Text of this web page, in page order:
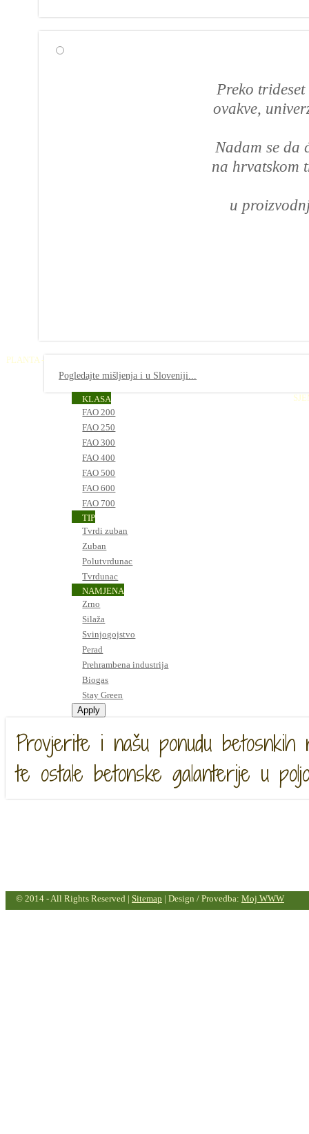
Preko
ovakve,
Nadam se
na hrvatskom
u
Pogledajte mišljenja i u Sloveniji...
PLANTA -
KLASA
FAO 200
FAO 250
FAO 300
FAO 400
FAO 500
FAO 600
FAO 700
TIP
Tvrdi zuban
Zuban
Polutvrdunac
Tvrdunac
NAMJENA
Zrno
Silaža
Svinjogojstvo
Perad
Prehrambena industrija
Biogas
Stay Green
Provjerite i našu ponudu betosnkih
te ostale betonske galanterije u
© 2014 - All Rights Reserved | Sitemap | Design / Provedba: Moj WWW